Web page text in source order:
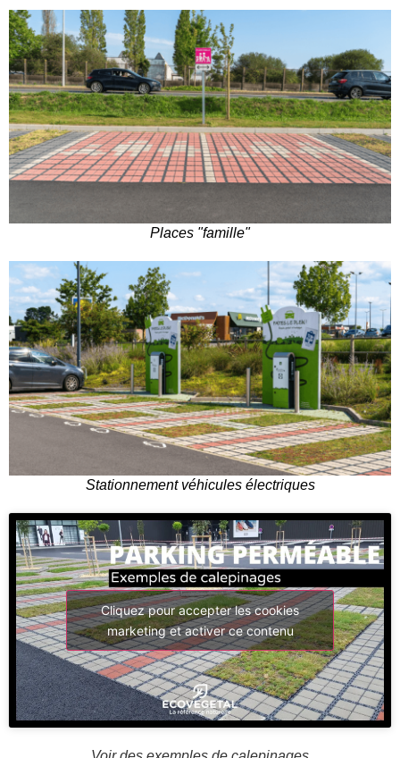
Places "famille"
Stationnement véhicules électriques
Cliquez pour accepter les cookies
marketing et activer ce contenu